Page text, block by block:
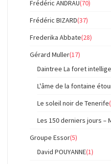
Frédéric ANDRAU(70)
Frédéric BIZARD(37)
Frederika Abbate(28)
Gérard Muller(17)
Daintree La foret
L'âme de la fontaine
Le soleil noir de Tenerife
Les 150 derniers jours –
Groupe Essor(5)
David POUYANNE(1)